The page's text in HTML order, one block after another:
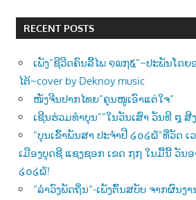
RECENT POSTS
ເພັງ”ຊີວີດຄົນລີ້ໄພ ໑໙໗໕”~ປະພັນໂດຍ
ໄຕ້~cover by Deknoy music
ໜັງຈີນປາກໄທຍ”ຄຸນໜູເອົາແຕ່ໃຈ”
ເຊີນຮ່ວມທຳບຸນ””ໃນວັນເສົາ ວັນທີ ໘
“ບຸນເຂົ້າພັນສາ ປະຈຳປີ ໒໐໒໖”ທີ່ວັດ
ເມືອງບຸດຊີ ແຊງຊອກ ເຂດ ໗໗ ໃນມື້ນີ້ ວັນ
໒໐໒໖!
“ລຳວົງພັດຖິ່ນ“-ເພັງຕົ້ນສບັບ ຈາກຜົນງ